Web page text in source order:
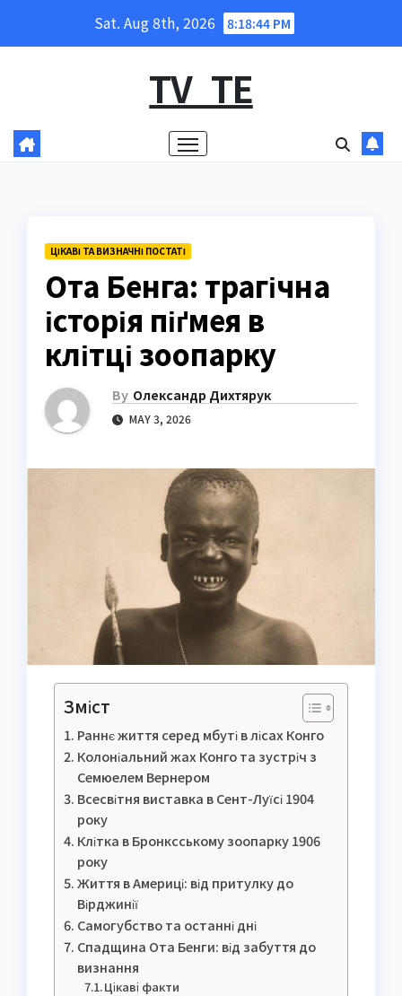
Sat. Aug 8th, 2026 8:18:46 PM
TV_TE
ЦІКАВІ ТА ВИЗНАЧНІ ПОСТАТІ
Ота Бенга: трагічна
історія піґмея в
клітці зоопарку
By Олександр Дихтярук
MAY 3, 2026
Зміст
Раннє життя серед мбуті в лісах Конго
Колоніальний жах Конго та зустріч з
Семюелем Вернером
Всесвітня виставка в Сент-Луїсі 1904
року
Клітка в Бронксському зоопарку 1906
року
Життя в Америці: від притулку до
Вірджинії
Самогубство та останні дні
Спадщина Ота Бенги: від забуття до
визнання
Цікаві факти